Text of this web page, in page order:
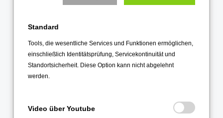
Apr
Standard
Tools, die wesentliche Services und Funktionen ermöglichen,
einschließlich Identitätsprüfung, Servicekontinuität und
Standortsicherheit. Diese Option kann nicht abgelehnt
werden.
Video über Youtube